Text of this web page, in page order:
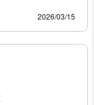
2026/03/15